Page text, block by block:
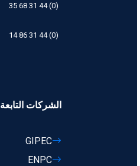
(0) 44 31 68 35
(0) 44 31 86 14
الشركات التابعة
GIPEC
ENPC